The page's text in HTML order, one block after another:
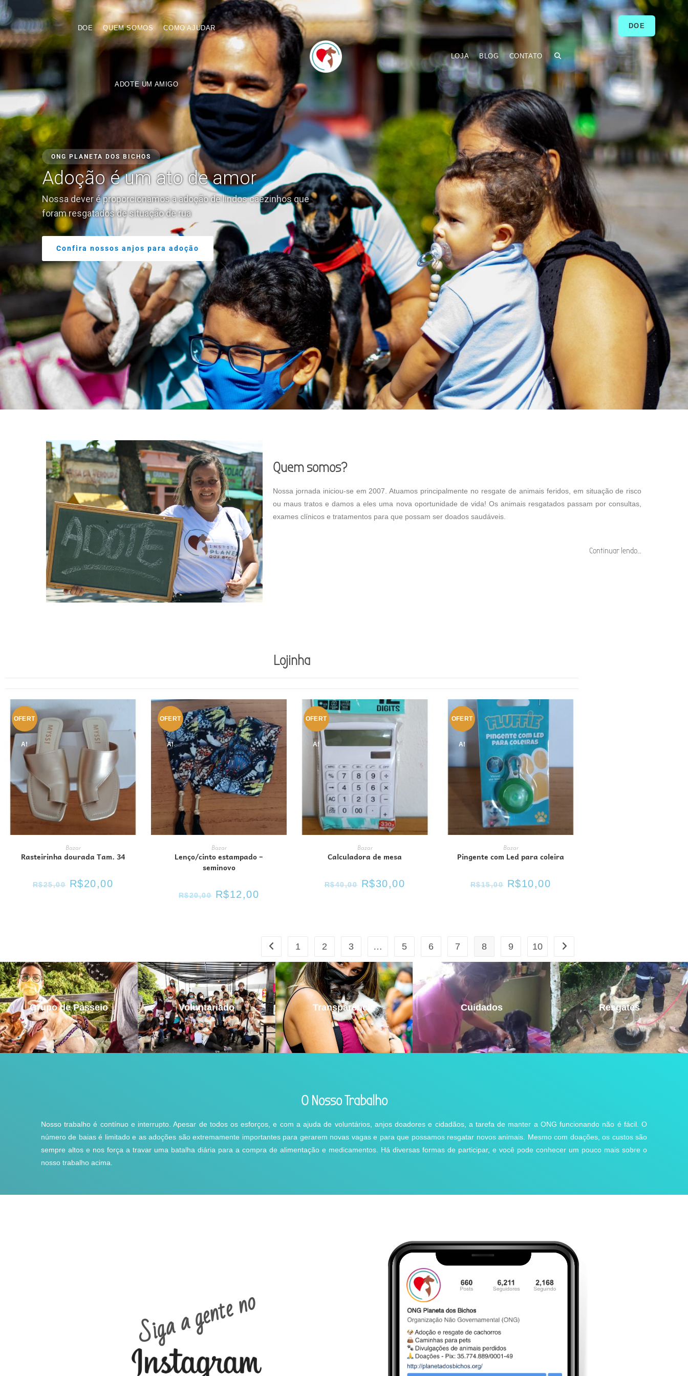
DOE
DOE QUEM SOMOS COMO AJUDAR
ADOTE UM AMIGO
LOJA BLOG CONTATO
ONG PLANETA DOS BICHOS
Adoção é um ato de amor
Nossa dever é proporcionamos a adoção de lindos cãezinhos que
foram resgatados de situação de rua
Confira nossos anjos para adoção
Quem somos?
Nossa jornada iniciou-se em 2007. Atuamos principalmente no resgate de animais feridos, em situação de risco
ou maus tratos e damos a eles uma nova oportunidade de vida! Os animais resgatados passam por consultas,
exames clínicos e tratamentos para que possam ser doados saudáveis.
Continuar lendo…
Lojinha
OFERT
A!
ADICIONAR AO CARRINHO
Bazar
Rasteirinha dourada Tam. 34
R$25,00 R$20,00
OFERT
A!
ADICIONAR AO CARRINHO
Bazar
Lenço/cinto estampado –
seminovo
R$20,00 R$12,00
OFERT
A!
ADICIONAR AO CARRINHO
Bazar
Calculadora de mesa
R$40,00 R$30,00
OFERT
A!
ADICIONAR AO CARRINHO
Bazar
Pingente com Led para coleira
R$15,00 R$10,00
1 2 3 … 5 6 7 8 9 10
Grupo de Passeio Voluntariado Transparência Cuidados Resgates
O Nosso Trabalho
Nosso trabalho é contínuo e interrupto. Apesar de todos os esforços, e com a ajuda de voluntários, anjos doadores e cidadãos, a tarefa de manter a ONG funcionando não é fácil. O
número de baias é limitado e as adoções são extremamente importantes para gerarem novas vagas e para que possamos resgatar novos animais. Mesmo com doações, os custos são
sempre altos e nos força a travar uma batalha diária para a compra de alimentação e medicamentos. Há diversas formas de participar, e você pode conhecer um pouco mais sobre o
nosso trabalho acima.
Siga a gente no